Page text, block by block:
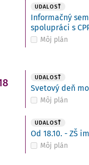
UDALOSŤ
Informačný
spolupráci s
Môj plán
UDALOSŤ
Svetový deň
Môj plán
UDALOSŤ
Od 18.10. - ZŠ
Môj plán